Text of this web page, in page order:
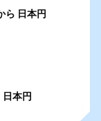
日本円
本円